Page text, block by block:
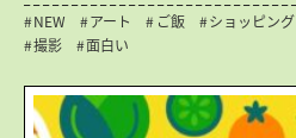
NEW
アート ご飯 ショッピング
撮影
面白い